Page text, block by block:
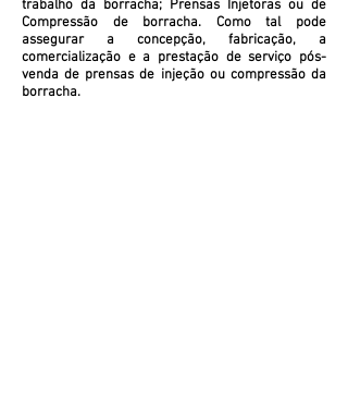
trabalho da borracha; Prensas Injetoras ou de
Compressão de borracha. Como tal pode
assegurar a concepção, fabricação, a
comercialização e a prestação de serviço pós-
venda de prensas de injeção ou compressão da
borracha.